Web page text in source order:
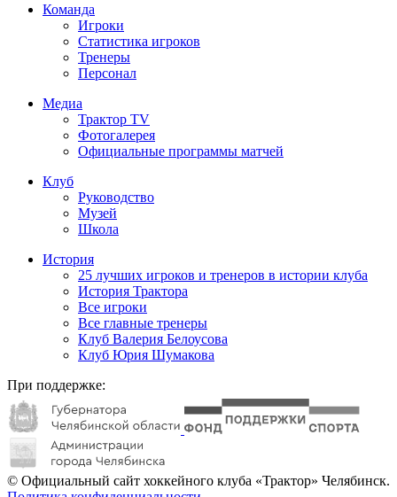
Команда
Игроки
Статистика игроков
Тренеры
Персонал
Медиа
Трактор TV
Фотогалерея
Официальные программы матчей
Клуб
Руководство
Музей
Школа
История
25 лучших игроков и тренеров в истории клуба
История Трактора
Все игроки
Все главные тренеры
Клуб Валерия Белоусова
Клуб Юрия Шумакова
При поддержке:
© Официальный сайт хоккейного клуба «Трактор» Челябинск.